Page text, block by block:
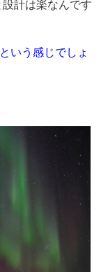
設計は楽なんです
いう感じでしょ